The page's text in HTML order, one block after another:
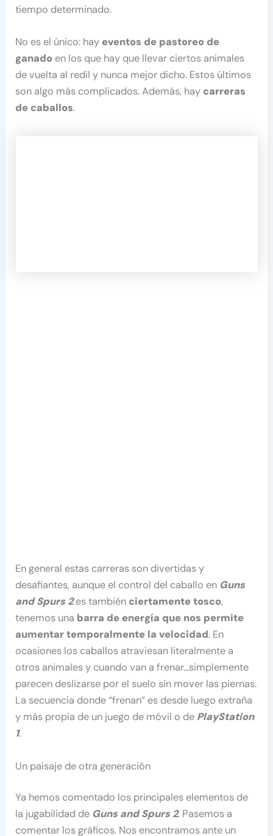
tiempo determinado.
No es el único: hay eventos de pastoreo de
ganado en los que hay que llevar ciertos animales
de vuelta al redil y nunca mejor dicho. Estos últimos
son algo más complicados. Además, hay carreras
de caballos.
En general estas carreras son divertidas y
desafiantes, aunque el control del caballo en Guns
and Spurs 2es también ciertamente tosco,
tenemos una barra de energía que nos permite
aumentar temporalmente la velocidad. En
ocasiones los caballos atraviesan literalmente a
otros animales y cuando van a frenar…simplemente
parecen deslizarse por el suelo sin mover las piernas.
La secuencia donde “frenan” es desde luego extraña
y más propia de un juego de móvil o de PlayStation
1.
Un paisaje de otra generación
Ya hemos comentado los principales elementos de
la jugabilidad de Guns and Spurs 2. Pasemos a
comentar los gráficos. Nos encontramos ante un